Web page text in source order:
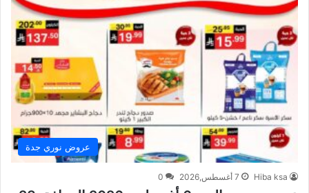
عروض نوري جدة
Hiba ksa 7 أغسطس,2026 0